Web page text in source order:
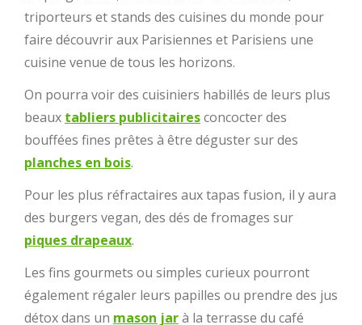
triporteurs et stands des cuisines du monde pour
faire découvrir aux Parisiennes et Parisiens une
cuisine venue de tous les horizons.
On pourra voir des cuisiniers habillés de leurs plus
beaux tabliers publicitairesconcocter des
bouffées fines prêtes à être déguster sur des
planches en bois.
Pour les plus réfractaires aux tapas fusion, il y aura
des burgers vegan, des dés de fromages sur
piques drapeaux.
Les fins gourmets ou simples curieux pourront
également régaler leurs papilles ou prendre des jus
détox dans un mason jarà la terrasse du café